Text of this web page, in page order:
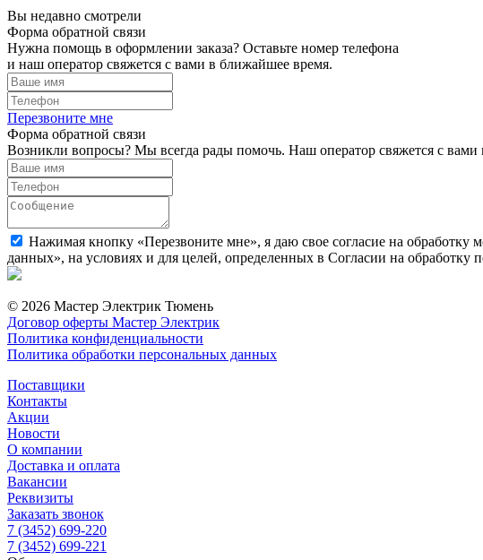
Вы недавно смотрели
Форма обратной связи
Нужна помощь в оформлении заказа? Оставьте номер телефона
и наш оператор свяжется с вами в ближайшее время.
Перезвоните мне
Форма обратной связи
Возникли вопросы? Мы всегда рады помочь. Наш оператор свяжется с
Нажимая кнопку «Перезвоните мне», я даю свое согласие на
данных», на условиях и для целей, определенных в Согласии на обработку
© 2026 Мастер Электрик Тюмень
Договор оферты Мастер Электрик
Политика конфиденциальности
Политика обработки персональных данных
Поставщики
Контакты
Акции
Новости
О компании
Доставка и оплата
Вакансии
Реквизиты
Заказать звонок
7 (3452) 699-220
7 (3452) 699-221